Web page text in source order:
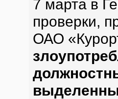
7 марта в
проверки,
ОАО